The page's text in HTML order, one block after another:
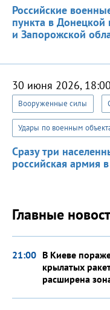
Российские
пункта в Донецкой
и Запорожской
30 июня 2026, 18:00
Вооруженные силы
Удары по военным
Сразу три
российская армия
Главные
21:00 В Киеве
крылатых
расширена